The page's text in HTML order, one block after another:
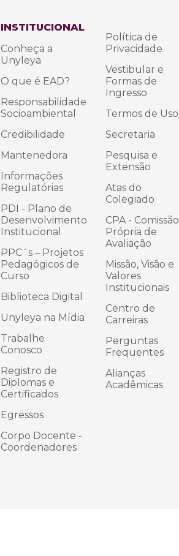
INSTITUCIONAL
Conheça a
Unyleya
O que é EAD?
Responsabilidade
Socioambiental
Credibilidade
Mantenedora
Informações
Regulatórias
PDI - Plano de
Desenvolvimento
Institucional
PPC´s – Projetos
Pedagógicos de
Curso
Biblioteca Digital
Unyleya na Mídia
Trabalhe
Conosco
Registro de
Diplomas e
Certificados
Egressos
Corpo Docente -
Coordenadores
Política de
Privacidade
Vestibular e
Formas de
Ingresso
Termos de Uso
Secretaria
Pesquisa e
Extensão
Atas do
Colegiado
CPA - Comissão
Própria de
Avaliação
Missão, Visão e
Valores
Institucionais
Centro de
Carreiras
Perguntas
Frequentes
Alianças
Acadêmicas